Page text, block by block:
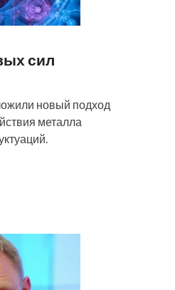
сил
новый подход
металла